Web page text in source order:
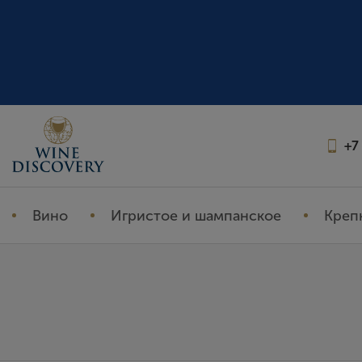
+7
Вино Игристое и шампанское